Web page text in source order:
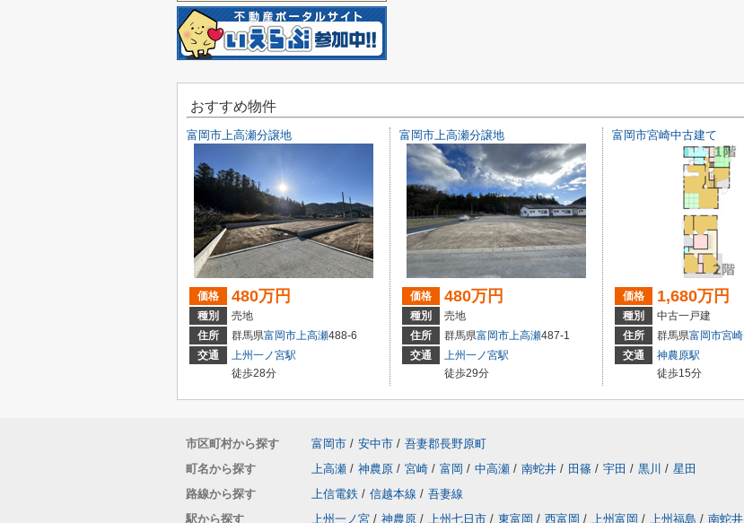
おすすめ物件
富岡市上高瀬分譲地
価格 480万円
種別
売地
住所
群馬県富岡市上高瀬488-6
交通
上州一ノ宮駅
徒歩28分
富岡市上高瀬分譲地
価格 480万円
種別
売地
住所
群馬県富岡市上高瀬487-1
交通
上州一ノ宮駅
徒歩29分
富岡市宮崎中古建て
価格 1,680万円
種別
中古一戸建
住所
群馬県富岡市宮崎
交通
神農原駅
徒歩15分
市区町村から探す 富岡市 / 安中市 / 吾妻郡長野原町
町名から探す
上高瀬 / 神農原 / 宮崎 / 富岡 / 中高瀬 / 南蛇井 / 田篠 / 宇田 / 黒川 / 星田
路線から探す
上信電鉄 / 信越本線 / 吾妻線
駅から探す
上州一ノ宮 / 神農原 / 上州七日市 / 東富岡 / 西富岡 / 上州富岡 / 上州福島 / 南蛇井